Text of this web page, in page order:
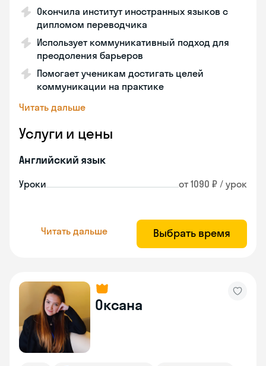
Окончила институт иностранных языков с
дипломом переводчика
Использует коммуникативный подход для
преодоления барьеров
Помогает ученикам достигать целей
коммуникации на практике
Читать дальше
Услуги и цены
Английский язык
Уроки от 1090 ₽ / урок
Читать дальше Выбрать время
Оксана